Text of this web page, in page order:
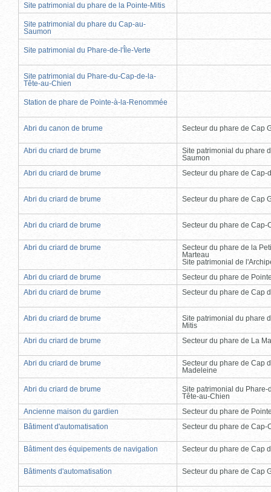
Site patrimonial du phare de la Pointe-Mitis
Site patrimonial du phare du Cap-au-
Saumon
Site patrimonial du Phare-de-l'Île-Verte
Site patrimonial du Phare-du-Cap-de-la-
Tête-au-Chien
Station de phare de Pointe-à-la-Renommée
Abri du canon de brume Secteur du phare de Cap
Abri du criard de brume
Site patrimonial du phare
Saumon
Abri du criard de brume
Secteur du phare de Cap-
Abri du criard de brume Secteur du phare de Cap
Abri du criard de brume Secteur du phare de Cap-
Abri du criard de brume
Secteur du phare de la
Marteau
Site patrimonial de
Abri du criard de brume
Secteur du phare de
Abri du criard de brume
Secteur du phare de Cap
Abri du criard de brume
Site patrimonial du phare
Mitis
Abri du criard de brume
Secteur du phare de La
Abri du criard de brume
Secteur du phare de Cap
Madeleine
Abri du criard de brume
Site patrimonial du Phare-
Tête-au-Chien
Ancienne maison du gardien
Secteur du phare de
Bâtiment d'automatisation
Secteur du phare de Cap-
Bâtiment des équipements de navigation Secteur du phare de Cap
Bâtiments d'automatisation Secteur du phare de Cap